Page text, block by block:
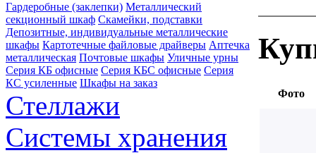
Гардеробные (заклепки) Металлический
секционный шкаф Скамейки, подставки
Депозитные, индивидуальные металлические
шкафы Картотечные файловые драйверы Аптечка
металлическая Почтовые шкафы Уличные урны
Серия КБ офисные Серия КБС офисные Серия
КC усиленные Шкафы на заказ
Стеллажи
Системы хранения
Фото